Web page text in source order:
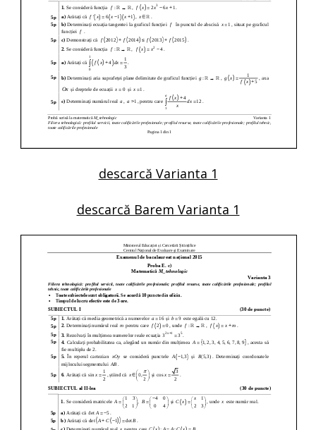
descarcă Varianta 1
descarcă Barem Varianta 1